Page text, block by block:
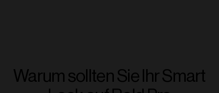
Warum sollten Sie Ihr Smart